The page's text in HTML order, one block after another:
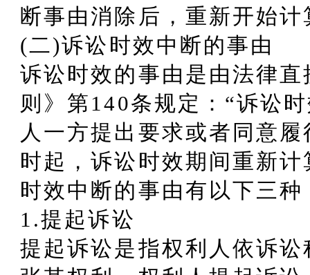
断事由消除后，重新开始
(二)诉讼时效中断的事由
诉讼时效的事由是由法律
则》第140条规定：“诉讼
人一方提出要求或者同意
时起，诉讼时效期间重新
时效中断的事由有以下三种
1.提起诉讼
提起诉讼是指权利人依诉